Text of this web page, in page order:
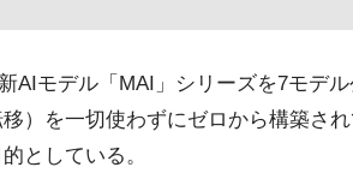
AIモデル「MAI」シリーズを7モデ
）を一切使わずにゼロから構築さ
としている。